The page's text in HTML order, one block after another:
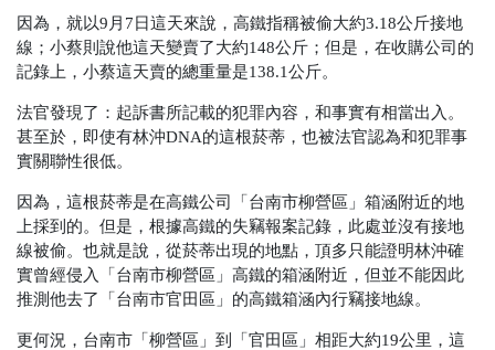
因為，就以9月7日這天來說，高鐵指稱被偷大約3.18公斤接地
線；小蔡則說他這天變賣了大約148公斤；但是，在收購公司的
記錄上，小蔡這天賣的總重量是138.1公斤。
法官發現了：起訴書所記載的犯罪內容，和事實有相當出入。
甚至於，即使有林沖DNA的這根菸蒂，也被法官認為和犯罪事
實關聯性很低。
因為，這根菸蒂是在高鐵公司「台南市柳營區」箱涵附近的地
上採到的。但是，根據高鐵的失竊報案記錄，此處並沒有接地
線被偷。也就是說，從菸蒂出現的地點，頂多只能證明林沖確
實曾經侵入「台南市柳營區」高鐵的箱涵附近，但並不能因此
推測他去了「台南市官田區」的高鐵箱涵內行竊接地線。
更何況，台南市「柳營區」到「官田區」相距大約19公里，這